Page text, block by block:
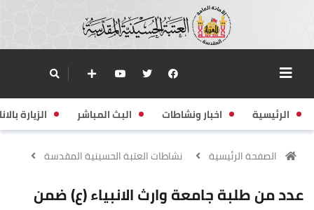
الرئيسية اخبار ونشاطات البث المباشر الزيارة
الصفحة الرئيسية نشاطات العتبة الحسينية المقدسة
عدد من طلبة جامعة وارث الانبياء (ع) ضمن